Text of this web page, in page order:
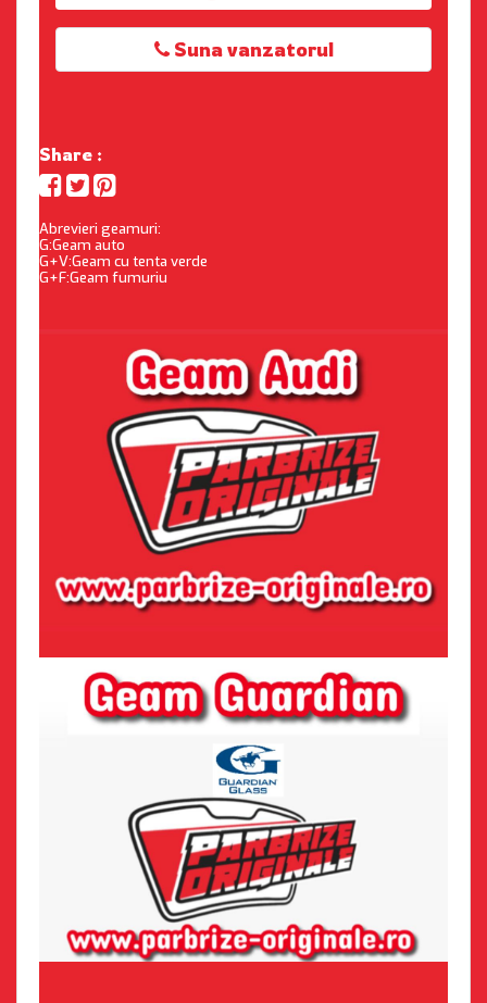
Suna vanzatorul
Share :
Abrevieri geamuri:
G:Geam auto
G+V:Geam cu tenta verde
G+F:Geam fumuriu